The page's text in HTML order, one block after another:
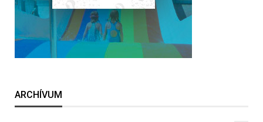
ARCHÍVUM